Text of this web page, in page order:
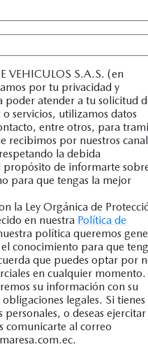
VEHICULOS S.A.S. (en
por tu privacidad y
poder atender a tu solicitud
servicios, utilizamos datos
entre otros, para
recibimos por nuestros
la debida
propósito de informarte
para que tengas la mejor
la Ley Orgánica de
en nuestra Política de
política queremos
conocimiento para que
que puedes optar por
en cualquier momento.
su información con su
legales. Si tienes
o deseas ejercitar
comunicarte al correo